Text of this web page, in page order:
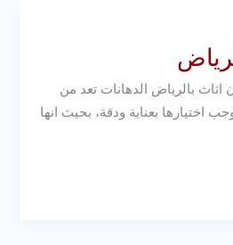
اثاث بالرياض الدهانات تعد من
اختيارها بعناية ودقة، بحيث انها